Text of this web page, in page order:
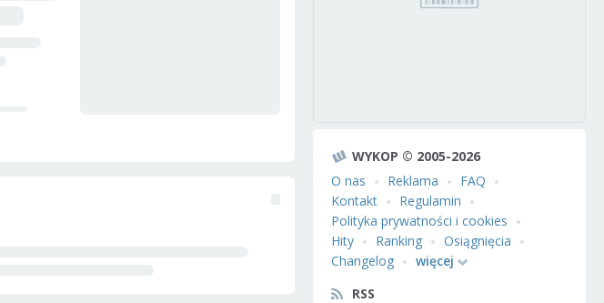
WYKOP © 2005-2026
O nas
Reklama
FAQ
Kontakt
Regulamin
Polityka prywatności i cookies
Hity
Ranking
Osiągnięcia
Changelog
więcej
RSS